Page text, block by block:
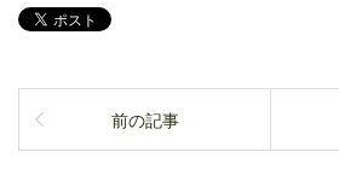
前の記事